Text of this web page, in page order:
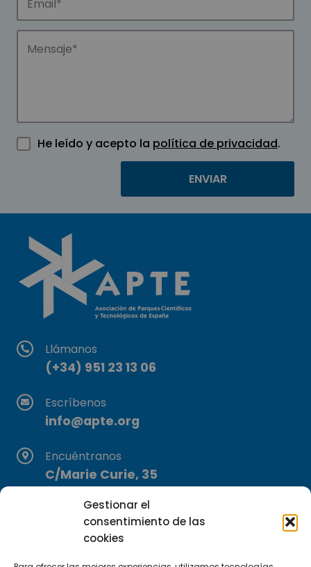
Gestionar el
consentimiento de las
cookies
He leído y acepto la política de privacidad.
Llámanos
(+34) 951 23 13 06
Escríbenos
info@apte.org
Encuéntranos
C/Marie Curie, 35